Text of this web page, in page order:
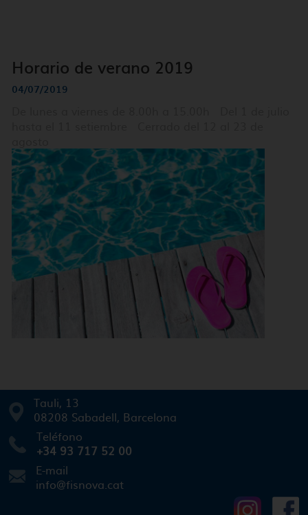
Horario de verano 2019
04/07/2019
Tauli, 13
08208 Sabadell, Barcelona
Teléfono
+34 93 717 52 00
E-mail
info@fisnova.cat